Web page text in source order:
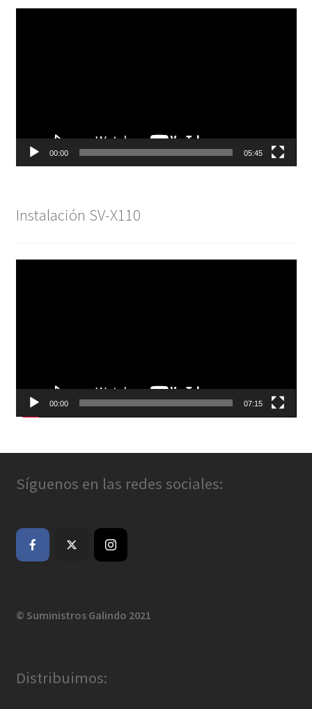
00:00 05:45
Instalación SV-X110
00:00 07:15
Síguenos en las redes sociales:
© Suministros Galindo 2021
Distribuimos: